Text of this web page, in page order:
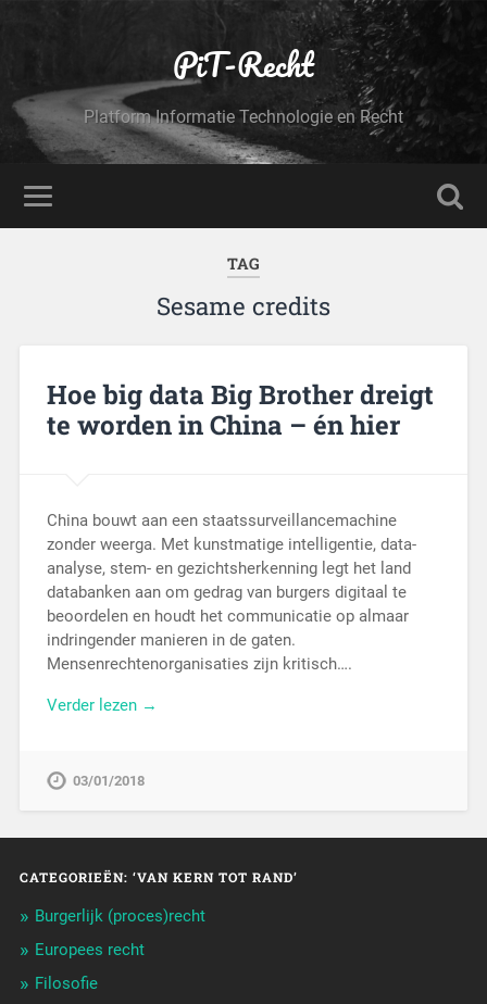
PiT-Recht
Platform Informatie Technologie en Recht
TAG
Sesame credits
Hoe big data Big Brother dreigt
te worden in China – én hier
China bouwt aan een staatssurveillancemachine
zonder weerga. Met kunstmatige intelligentie, data-
analyse, stem- en gezichtsherkenning legt het land
databanken aan om gedrag van burgers digitaal te
beoordelen en houdt het communicatie op almaar
indringender manieren in de gaten.
Mensenrechtenorganisaties zijn kritisch….
Verder lezen →
03/01/2018
CATEGORIEËN: ‘VAN KERN TOT RAND’
Burgerlijk (proces)recht
Europees recht
Filosofie